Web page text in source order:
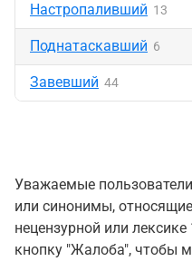
Настропаливший 13
Поднатаскавший 6
Завевший 44
Уважаемые
или синонимы,
нецензурной или
кнопку "Жалоба", чтобы